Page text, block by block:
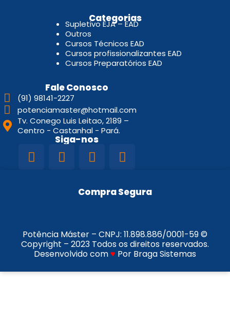
Categorias
Supletivo EJA – EAD
Outros
Cursos Técnicos EAD
Cursos profissionalizantes EAD
Cursos Preparatórios EAD
Fale Conosco
(91) 98141-2227
potenciamaster@hotmail.com
Tv. Conego Luis Leitao, 2189 –
Centro - Castanhal - Pará.
Siga-nos
Compra Segura
Potência Máster – CNPJ: 11.898.886/0001-59©
Copyright – 2023 Todos os direitos reservados.
Desenvolvido com♥ Por Braga Sistemas